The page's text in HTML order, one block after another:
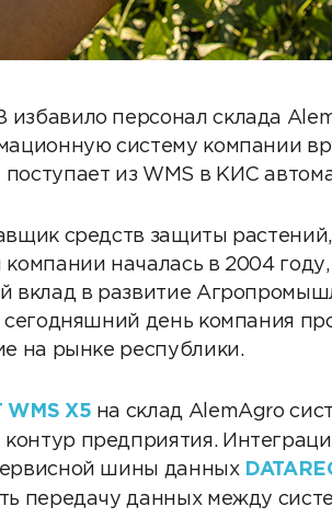
избавило персонал склада
систему компании
из WMS в КИС
средств защиты
началась в 2004 году,
вклад в развитие
сегодняшний день компания
на рынке республики.
WMS X5 на склад AlemAgro
предприятия.
шины данных
передачу данных между